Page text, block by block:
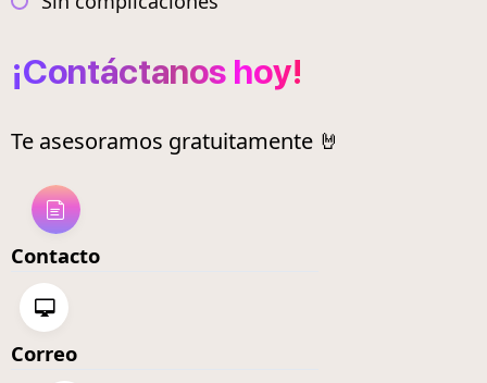
¡Contáctanos hoy!
Te asesoramos gratuitamente 🤘
Contacto
Correo